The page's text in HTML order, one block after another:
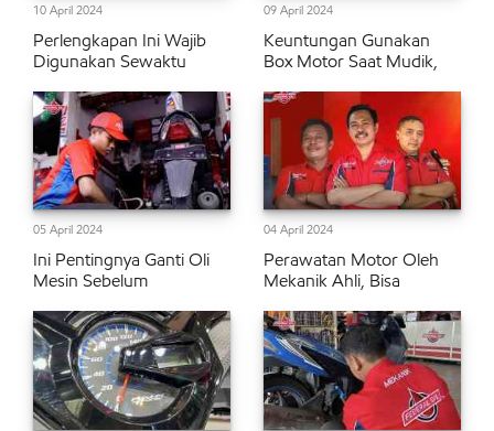
10 April 2024
Perlengkapan Ini Wajib
Digunakan Sewaktu
09 April 2024
Keuntungan Gunakan
Box Motor Saat Mudik,
05 April 2024
Ini Pentingnya Ganti Oli
Mesin Sebelum
04 April 2024
Perawatan Motor Oleh
Mekanik Ahli, Bisa